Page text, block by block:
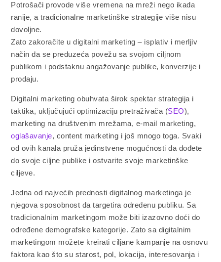
Potrošači provode više vremena na mreži nego ikada
ranije, a tradicionalne marketinške strategije više nisu
dovoljne.
Zato zakoračite u digitalni marketing – isplativ i merljiv
način da se preduzeća povežu sa svojom ciljnom
publikom i podstaknu angažovanje publike, konverzije i
prodaju.
Digitalni marketing obuhvata širok spektar strategija i
taktika, uključujući optimizaciju pretraživača (SEO),
marketing na društvenim mrežama, e-mail marketing,
oglašavanje, content marketing i još mnogo toga. Svaki
od ovih kanala pruža jedinstvene mogućnosti da dođete
do svoje ciljne publike i ostvarite svoje marketinške
ciljeve.
Jedna od najvećih prednosti digitalnog marketinga je
njegova sposobnost da targetira određenu publiku. Sa
tradicionalnim marketingom može biti izazovno doći do
određene demografske kategorije. Zato sa digitalnim
marketingom možete kreirati ciljane kampanje na osnovu
faktora kao što su starost, pol, lokacija, interesovanja i